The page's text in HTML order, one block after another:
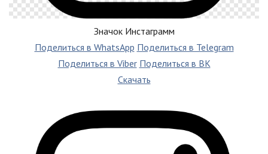
Значок Инстаграмм
Поделиться в WhatsApp Поделиться в Telegram
Поделиться в Viber Поделиться в ВК
Скачать